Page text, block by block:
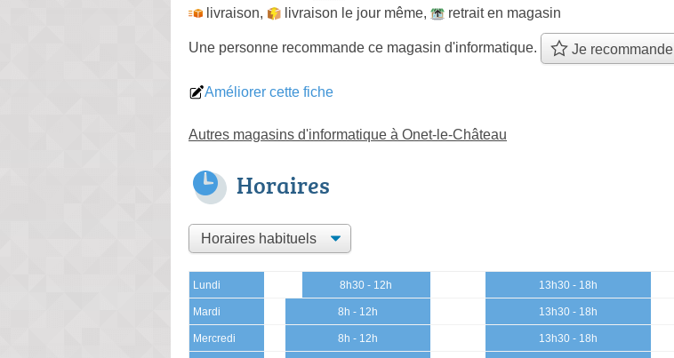
livraison, livraison le jour même, retrait en magasin
Une personne recommande ce magasin d'informatique. Je recommande
Améliorer cette fiche
Autres magasins d'informatique à Onet-le-Château
Horaires
Lundi 8h30 - 12h 13h30 - 18h
Mardi 8h - 12h 13h30 - 18h
Mercredi 8h - 12h 13h30 - 18h